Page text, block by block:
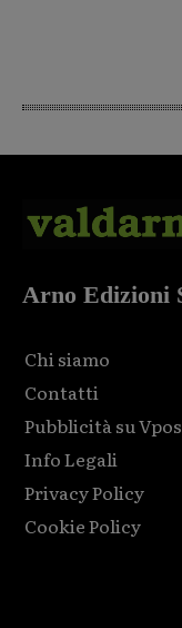
Arno Edizioni
Chi siamo
Contatti
Pubblicità su
Info Legali
Privacy Policy
Cookie Policy